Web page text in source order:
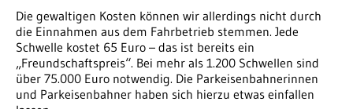
Die gewaltigen Kosten können wir allerdings nicht durch
die Einnahmen aus dem Fahrbetrieb stemmen. Jede
Schwelle kostet 65 Euro – das ist bereits ein
„Freundschaftspreis“. Bei mehr als 1.200 Schwellen sind
über 75.000 Euro notwendig. Die Parkeisenbahnerinnen
und Parkeisenbahner haben sich hierzu etwas einfallen